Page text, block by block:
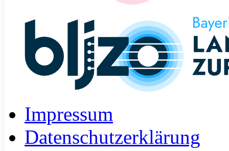
Impressum
Datenschutzerklärung